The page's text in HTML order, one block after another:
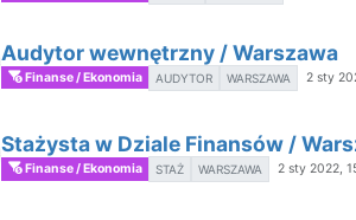
Audytor wewnętrzny / Warszawa
Finanse / Ekonomia AUDYTOR WARSZAWA 2 sty
Stażysta w Dziale Finansów /
Finanse / Ekonomia STAŻ WARSZAWA 2 sty 2022,